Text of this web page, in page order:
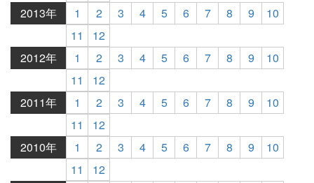
2013年
1 2 3 4 5 6 7 8 9
10
11
12
2012年
1 2 3 4 5 6 7 8 9
10
11
12
2011年
1 2 3 4 5 6 7 8 9
10
11
12
2010年
1 2 3 4 5 6 7 8 9
10
11
12